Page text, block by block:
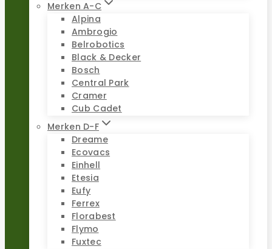
Merken A-C
Alpina
Ambrogio
Belrobotics
Black & Decker
Bosch
Central Park
Cramer
Cub Cadet
Merken D-F
Dreame
Ecovacs
Einhell
Etesia
Eufy
Ferrex
Florabest
Flymo
Fuxtec